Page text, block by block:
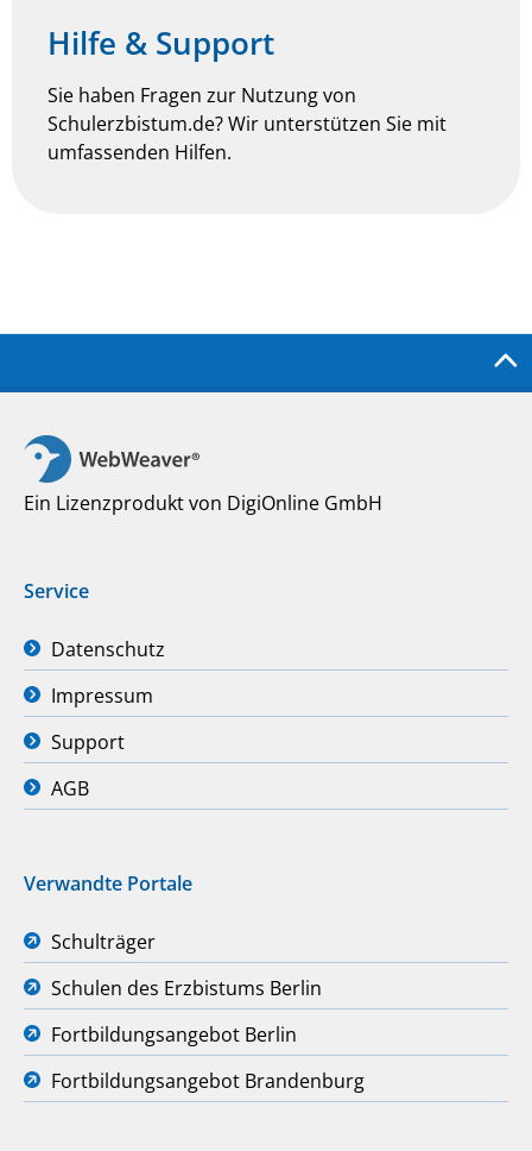
Hilfe & Support
Sie haben Fragen zur Nutzung von
Schulerzbistum.de? Wir unterstützen Sie mit
umfassenden Hilfen.
Ein Lizenzprodukt von DigiOnline GmbH
Service
Datenschutz
Impressum
Support
AGB
Verwandte Portale
Schulträger
Schulen des Erzbistums Berlin
Fortbildungsangebot Berlin
Fortbildungsangebot Brandenburg